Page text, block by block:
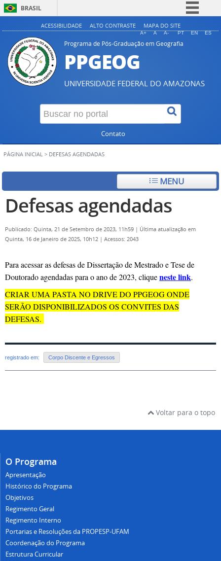
BRASIL
Simplifique!
Comunica BR
Acesso à informação
Legislação
Canais
ACESSIBILIDADE ALTO CONTRASTE MAPA DO SITE
A+ A A- PT EN ES
Programa de Pós-Graduação em Geografia
PPGEOG
UNIVERSIDADE FEDERAL DO AMAZONAS
Contato
PÁGINA INICIAL > DEFESAS AGENDADAS
MENU
Defesas agendadas
Publicado: Quinta, 21 de Setembro de 2023, 11h59 | Última atualização em
Quinta, 16 de Janeiro de 2025, 10h12 | Acessos: 2043
Para acessar as defesas de Dissertação de Mestrado e Tese de
Doutorado agendadas para o ano de 2023, cliqueneste link.
CRIAR UMA PASTA NO DRIVE DO PPGEOG ONDE
SERÃO DISPONIBILIZADOS OS CONVITES DAS
DEFESAS.
registrado em: Corpo Discente e Egressos
Voltar para o topo
O Programa
Apresentação
Histórico do Programa
Objetivos
Regimento Geral
Regimento Interno
Portarias e Resoluções da PROPESP-UFAM
Coordenação do Programa
Estrutura Curricular